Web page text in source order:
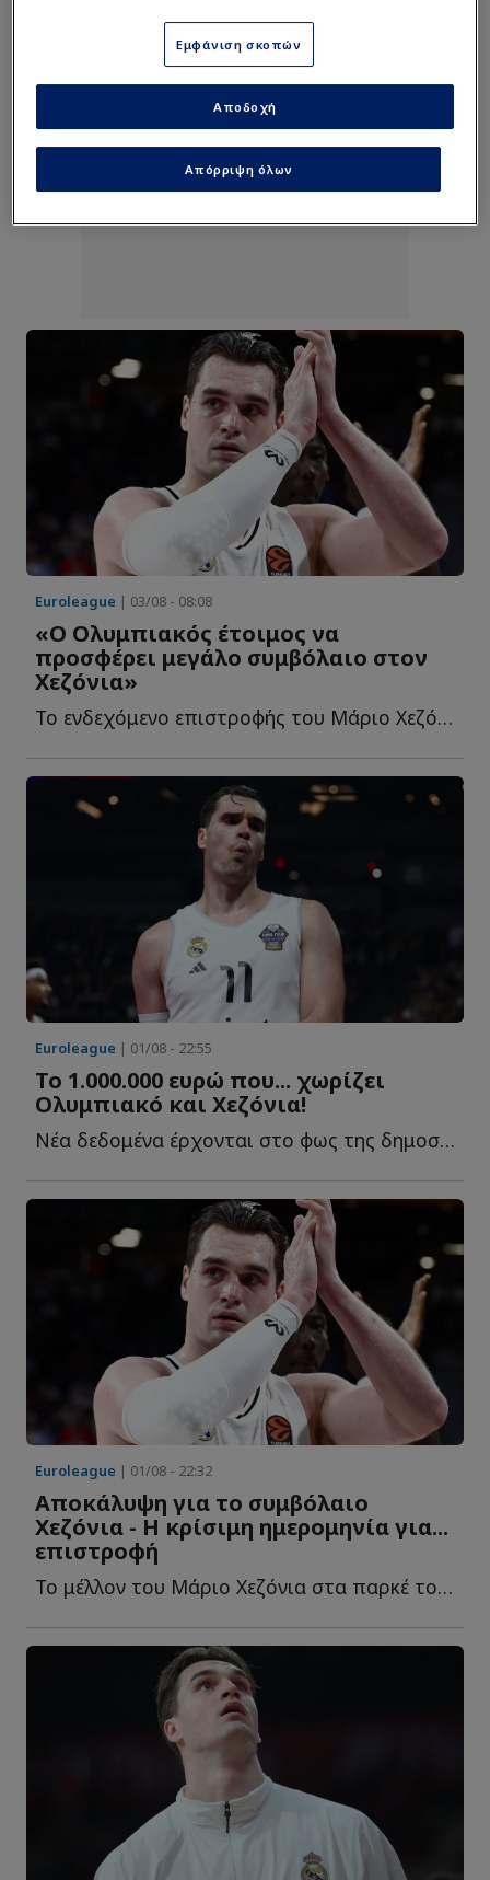
Euroleague | 03/08 - 08:08
«Ο Ολυμπιακός έτοιμος να
προσφέρει μεγάλο συμβόλαιο στον
Χεζόνια»
Το ενδεχόμενο επιστροφής του Μάριο Χεζόνια στην EuroLeague α...
Euroleague | 01/08 - 22:55
Το 1.000.000 ευρώ που... χωρίζει
Ολυμπιακό και Χεζόνια!
Νέα δεδομένα έρχονται στο φως της δημοσιότητας γύρω α...
Euroleague | 01/08 - 22:32
Αποκάλυψη για το συμβόλαιο
Χεζόνια - Η κρίσιμη ημερομηνία για...
επιστροφή
Το μέλλον του Μάριο Χεζόνια στα παρκέ του NBA με τους Κ...
Εμφάνιση σκοπών
Απόρριψη όλων
Αποδοχή